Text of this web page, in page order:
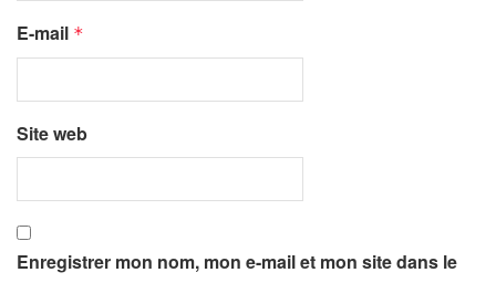
E-mail *
Site web
Enregistrer mon nom, mon e-mail et mon site dans le